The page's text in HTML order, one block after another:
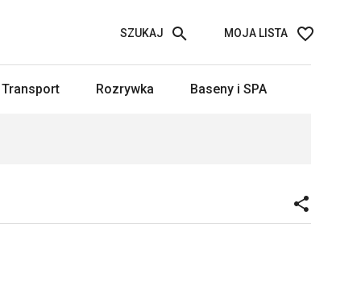
MOJA LISTA
SZUKAJ
Transport Rozrywka Baseny i SPA